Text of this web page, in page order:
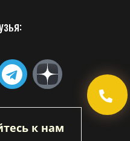
к нам